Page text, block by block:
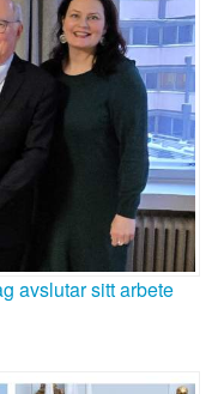
avslutar sitt arbete